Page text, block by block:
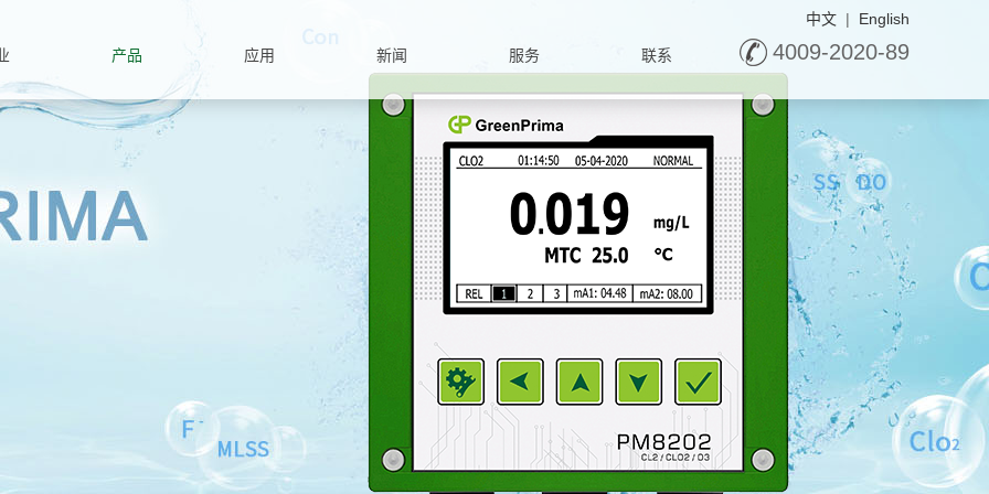
产品 应用 新闻 服务 联系 4009-2020-89
中文 | English